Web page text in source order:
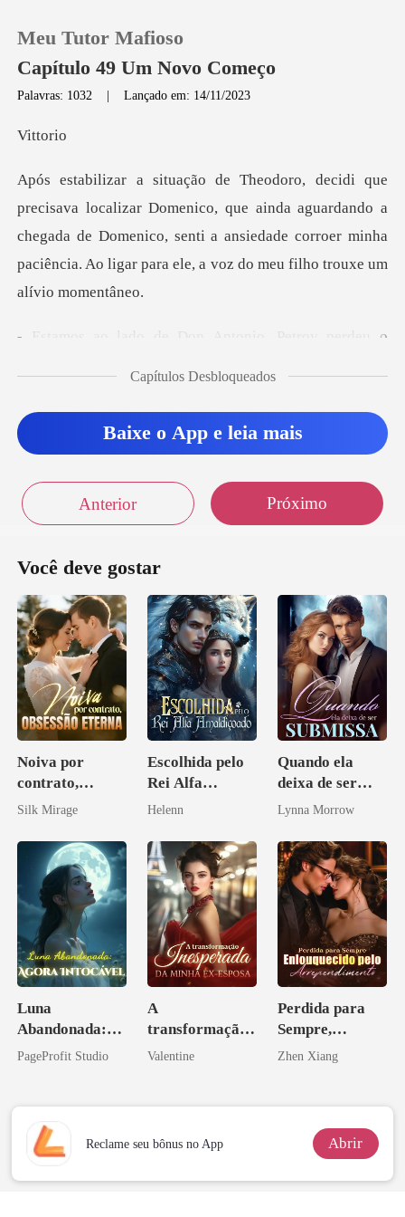
Loja
Histórico
Sair
Meu Tutor Mafioso
Capítulo 49 Um Novo Começo
Palavras: 1032 |Lançado em: 14/11/2023
tt
co, que ainda aguardando a
chegada de Domenico, senti a ansiedade corroer minh
Petrov perdeu o
Capítulos Desbloqueados
Baixe o App e leia mais
Anterior Próximo
Você deve gostar
Noiva por
contrato,
obsessão eterna
Silk Mirage
Escolhida pelo
Rei Alfa
Amaldiçoado
Helenn
Quando ela
deixa de ser
submissa
Lynna Morrow
Luna
Abandonada:
Agora Intocável
PageProfit Studio
A
transformação
inesperada da
Valentine
Perdida para
Sempre,
Enlouquecido
o
Zhen Xiang
Reclame seu bônus no App Abrir